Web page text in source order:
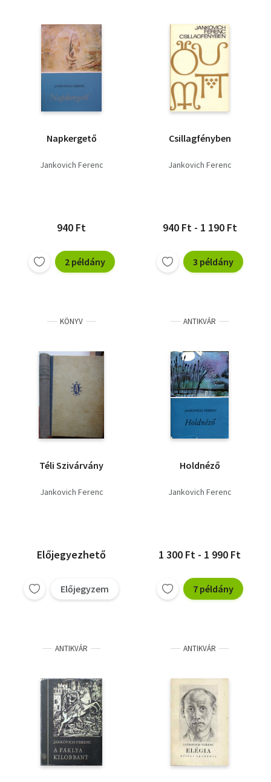
Napkergető
Jankovich Ferenc
940 Ft
2 példány
Csillagfényben
Jankovich Ferenc
940 Ft - 1 190 Ft
3 példány
KÖNYV
Téli Szivárvány
Jankovich Ferenc
Előjegyezhető
Előjegyzem
ANTIKVÁR
Holdnéző
Jankovich Ferenc
1 300 Ft - 1 990 Ft
7 példány
ANTIKVÁR ANTIKVÁR